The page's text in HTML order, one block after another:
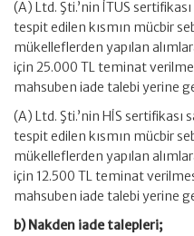
(A) Ltd. Şti.’nin İTUS
tespit edilen kısmın mücbir
mükelleflerden yapılan
için 25.000 TL teminat
mahsuben iade talebi yerine
(A) Ltd. Şti.’nin HİS sertifikası
tespit edilen kısmın mücbir
mükelleflerden yapılan
için 12.500 TL teminat
mahsuben iade talebi yerine
b) Nakden iade talepleri;